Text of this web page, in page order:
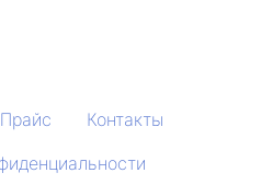
Прайс
Контакты